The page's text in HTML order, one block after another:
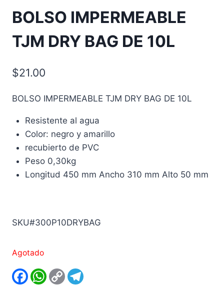
BOLSO IMPERMEABLE
TJM DRY BAG DE 10L
$21.00
BOLSO IMPERMEABLE TJM DRY BAG DE 10L
Resistente al agua
Color: negro y amarillo
recubierto de PVC
Peso 0,30kg
Longitud 450 mm Ancho 310 mm Alto 50 mm
SKU#300P10DRYBAG
Agotado
FacebookWhatsApp
Copy
Link